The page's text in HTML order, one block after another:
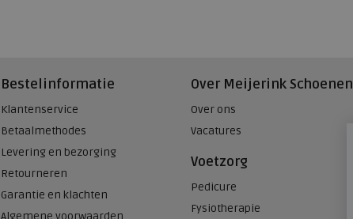
Bestelinformatie
Klantenservice
Betaalmethodes
Levering en bezorging
Retourneren
Garantie en klachten
Algemene voorwaarden
Over Meijerink Schoenen
Over ons
Vacatures
Voetzorg
Pedicure
Fysiotherapie